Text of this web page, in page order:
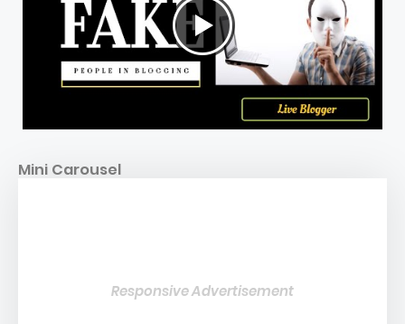
Mini Carousel
Responsive Advertisement